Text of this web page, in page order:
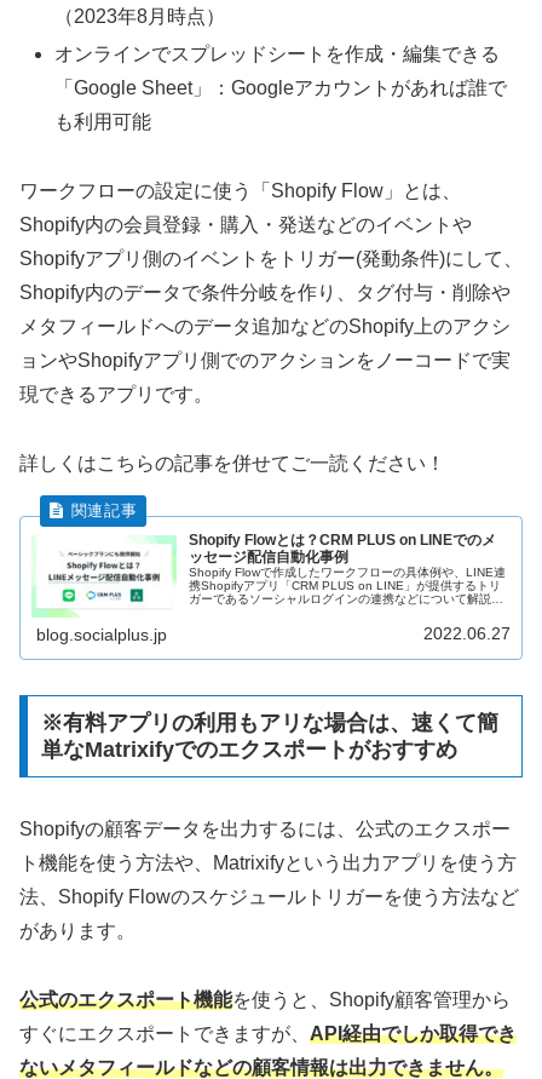
（2023年8月時点）
オンラインでスプレッドシートを作成・編集できる
「Google Sheet」：Googleアカウントがあれば誰で
も利用可能
ワークフローの設定に使う「Shopify Flow」とは、
Shopify内の会員登録・購入・発送などのイベントや
Shopifyアプリ側のイベントをトリガー(発動条件)にして、
Shopify内のデータで条件分岐を作り、タグ付与・削除や
メタフィールドへのデータ追加などのShopify上のアクシ
ョンやShopifyアプリ側でのアクションをノーコードで実
現できるアプリです。
詳しくはこちらの記事を併せてご一読ください！
Shopify Flowとは？CRM PLUS on LINEでのメ
ッセージ配信自動化事例
Shopify Flowで作成したワークフローの具体例や、LINE連
携Shopifyアプリ「CRM PLUS on LINE」が提供するトリ
ガーであるソーシャルログインの連携などについて解説し
blog.socialplus.jp 2022.06.27
※有料アプリの利用もアリな場合は、速くて簡
単なMatrixifyでのエクスポートがおすすめ
Shopifyの顧客データを出力するには、公式のエクスポー
ト機能を使う方法や、Matrixifyという出力アプリを使う方
法、Shopify Flowのスケジュールトリガーを使う方法など
があります。
公式のエクスポート機能を使うと、Shopify顧客管理から
すぐにエクスポートできますが、 API経由でしか取得でき
ないメタフィールドなどの顧客情報は出力できません。